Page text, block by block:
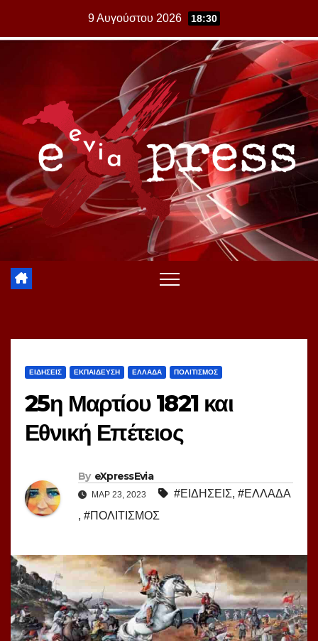
9 Αυγούστου 2026 18:30
ΕΙΔΗΣΕΙΣ ΕΚΠΑΙΔΕΥΣΗ ΕΛΛΑΔΑ ΠΟΛΙΤΙΣΜΟΣ
25η Μαρτίου 1821 και
Εθνική Επέτειος
By eXpressEvia
ΜΑΡ 23, 2023 #ΕΙΔΗΣΕΙΣ, #ΕΛΛΑΔΑ
, #ΠΟΛΙΤΙΣΜΟΣ